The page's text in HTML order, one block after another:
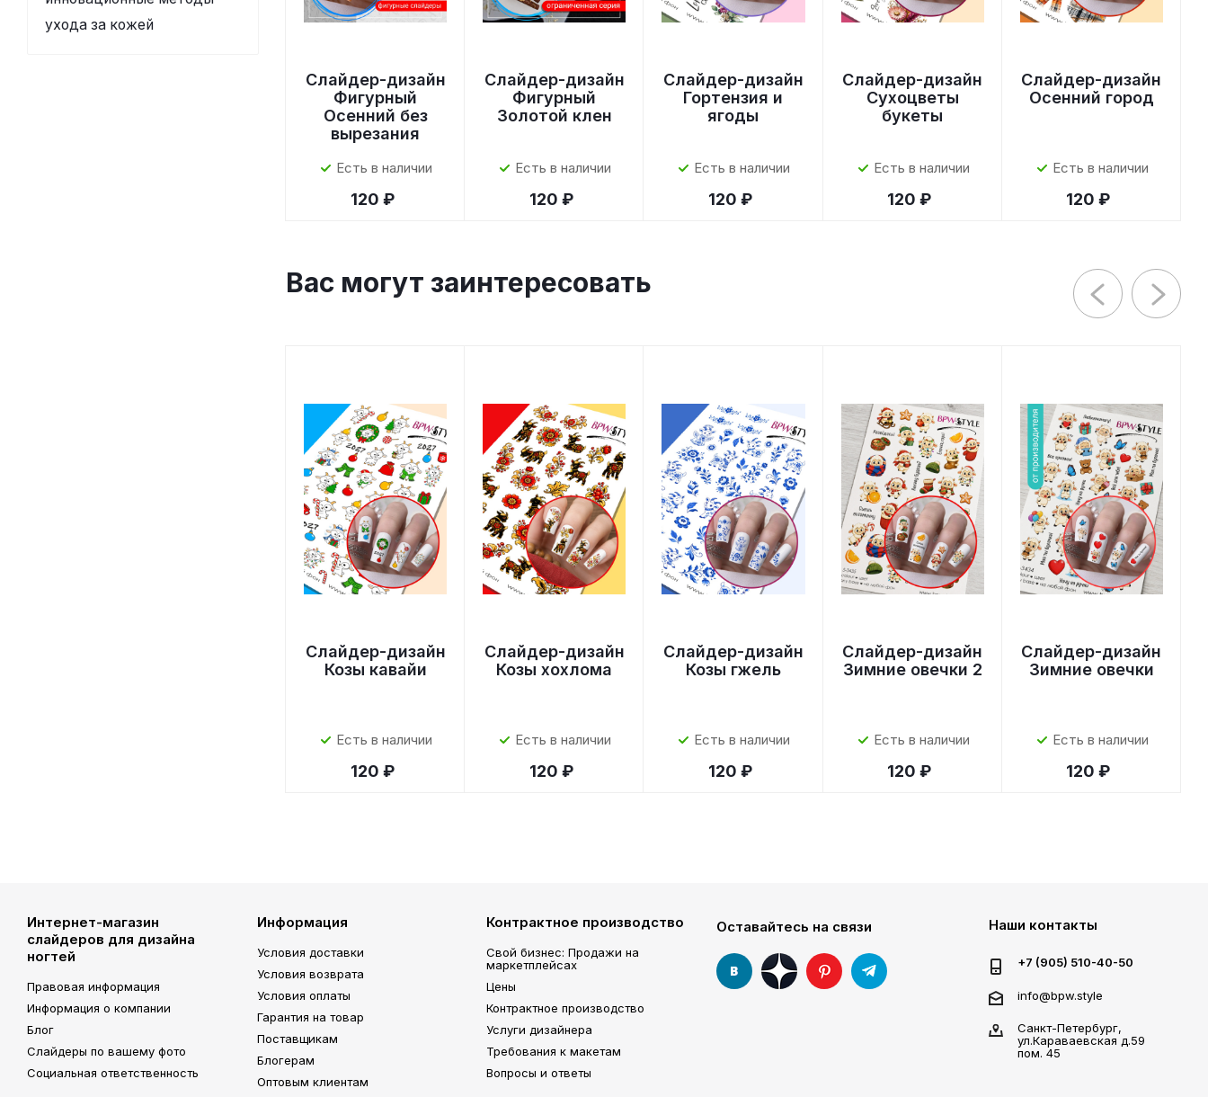
Слайдер-дизайн
Фигурный
Осенний без
вырезания
Есть в наличии
120 ₽
Слайдер-дизайн
Фигурный
Золотой клен
Есть в наличии
120 ₽
Слайдер-дизайн
Гортензия и
ягоды
Есть в наличии
120 ₽
Слайдер-дизайн
Сухоцветы
букеты
Есть в наличии
120 ₽
Слайдер-дизайн
Осенний город
Есть в наличии
120 ₽
Вас могут заинтересовать
Слайдер-дизайн
Козы кавайи
Есть в наличии
120 ₽
Слайдер-дизайн
Козы хохлома
Есть в наличии
120 ₽
Слайдер-дизайн
Козы гжель
Есть в наличии
120 ₽
Слайдер-дизайн
Зимние овечки 2
Есть в наличии
120 ₽
Слайдер-дизайн
Зимние овечки
Есть в наличии
120 ₽
ухода за кожей
Интернет-магазин
слайдеров для дизайна
ногтей
Правовая информация
Информация о компании
Блог
Слайдеры по вашему фото
Социальная ответственность
Информация
Условия доставки
Условия возврата
Условия оплаты
Гарантия на товар
Поставщикам
Блогерам
Оптовым клиентам
Контрактное производство
Свой бизнес: Продажи на
маркетплейсах
Цены
Контрактное производство
Услуги дизайнера
Требования к макетам
Вопросы и ответы
Оставайтесь на связи Наши контакты
+7 (905) 510-40-50
info@bpw.style
Санкт-Петербург,
ул.Караваевская д.59
пом. 45